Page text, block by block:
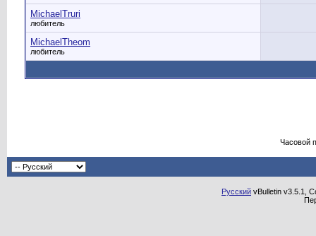
MichaelTruri
любитель
MichaelTheom
любитель
Часовой
Русский vBulletin v3.5.1,